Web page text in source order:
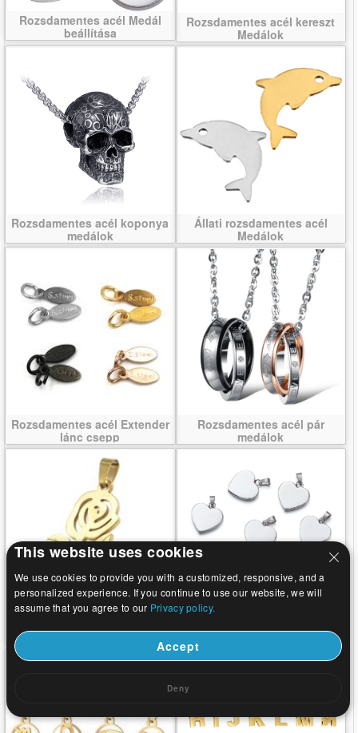
Rozsdamentes acél Medál
beállítása
Rozsdamentes acél kereszt
Medálok
Rozsdamentes acél koponya
medálok
Állati rozsdamentes acél
Medálok
Rozsdamentes acél Extender
lánc csepp
Rozsdamentes acél pár
medálok
This website uses cookies
We use cookies to provide you with a customized, responsive, and a
personalized experience. If you continue to use our website, we will
assume that you agree to our Privacy policy.
Accept
Deny